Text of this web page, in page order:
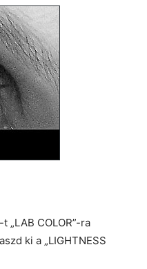
„LAB COLOR”-ra
ki a „LIGHTNESS